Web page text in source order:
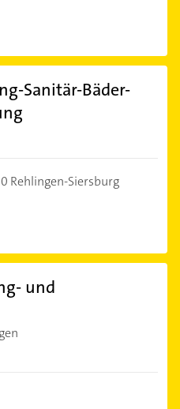
Sanitär-Bäder-
Rehlingen-Siersburg
und